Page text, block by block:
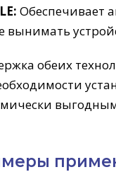
Обеспечивает
вынимать
обеих